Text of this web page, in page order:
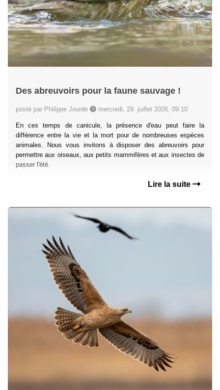
Des abreuvoirs pour la faune sauvage !
posté par Philippe Jourde mercredi, 29. juillet 2026, 09:10
En ces temps de canicule, la présence d'eau peut faire la
différence entre la vie et la mort pour de nombreuses espèces
animales. Nous vous invitons à disposer des abreuvoirs pour
permettre aux oiseaux, aux petits mammifères et aux insectes de
passer l'été.
Lire la suite